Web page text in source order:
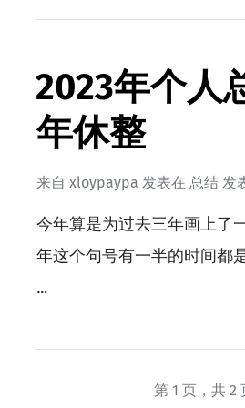
2023年个人
年休整
来自 xloypaypa 发表在 总结 发
今年算是为过去三年画上了
年这个句号有一半的时间都
…
第 1 页，共 2